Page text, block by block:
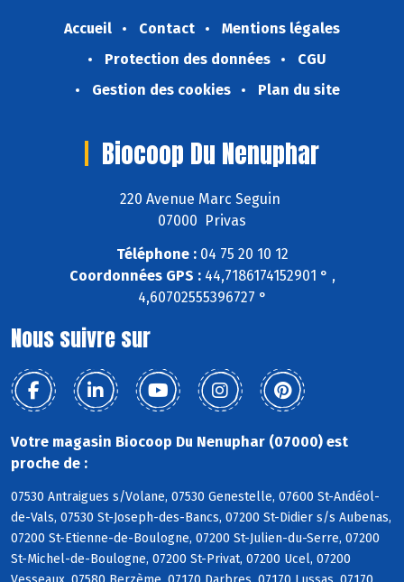
Accueil Contact
Mentions légales
Protection des données
CGU
Gestion des cookies
Plan du site
Biocoop Du Nenuphar
220 Avenue Marc Seguin
07000 Privas
Téléphone :04 75 20 10 12
Coordonnées GPS :44,7186174152901 ° ,
4,60702555396727 °
Nous suivre sur
Votre magasin Biocoop Du Nenuphar (07000) est
proche de :
07530 Antraigues s/Volane, 07530 Genestelle, 07600 St-Andéol-
de-Vals, 07530 St-Joseph-des-Bancs, 07200 St-Didier s/s Aubenas,
07200 St-Etienne-de-Boulogne, 07200 St-Julien-du-Serre, 07200
St-Michel-de-Boulogne, 07200 St-Privat, 07200 Ucel, 07200